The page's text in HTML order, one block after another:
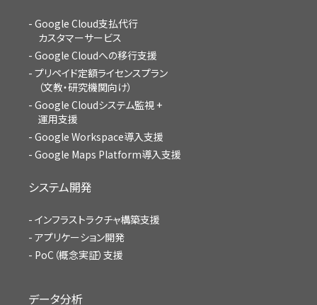
Google Cloud支払代行
カスタマーサービス
Google Cloudへの移行支援
プリペイド定額ライセンスプラン
（文教・研究機関向け）
Google Cloudシステム監視 +
運用支援
Google Workspace導入支援
Google Maps Platform導入支援
システム開発
インフラストラクチャ構築支援
アプリケーション開発
PoC（概念実証）支援
データ分析